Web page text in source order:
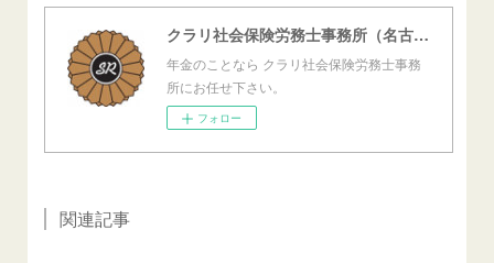
クラリ社会保険労務士事務所（名古屋西障害年金センター）
年金のことなら クラリ社会保険労務士事務
所にお任せ下さい。
フォロー
関連記事